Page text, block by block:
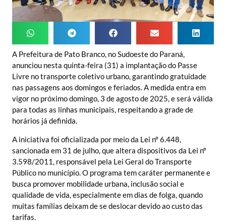
A Prefeitura de Pato Branco, no Sudoeste do Paraná,
anunciou nesta quinta-feira (31) a implantação do Passe
Livre no transporte coletivo urbano, garantindo gratuidade
nas passagens aos domingos e feriados. A medida entra em
vigor no próximo domingo, 3 de agosto de 2025, e será válida
para todas as linhas municipais, respeitando a grade de
horários já definida.
A iniciativa foi oficializada por meio da Lei nº 6.448,
sancionada em 31 de julho, que altera dispositivos da Lei nº
3.598/2011, responsável pela Lei Geral do Transporte
Público no município. O programa tem caráter permanente e
busca promover mobilidade urbana, inclusão social e
qualidade de vida, especialmente em dias de folga, quando
muitas famílias deixam de se deslocar devido ao custo das
tarifas.